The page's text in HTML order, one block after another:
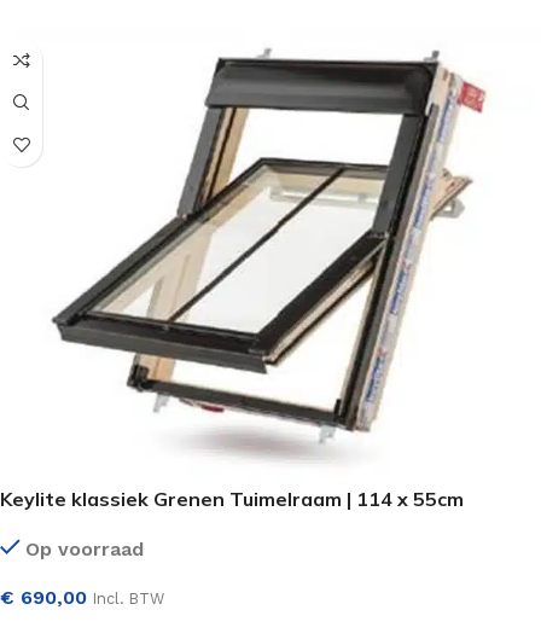
Keylite klassiek Grenen Tuimelraam | 114 x 55cm
Op voorraad
€ 690,00 Incl. BTW